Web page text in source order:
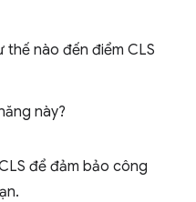
thế nào đến điểm CLS
này?
để đảm bảo công